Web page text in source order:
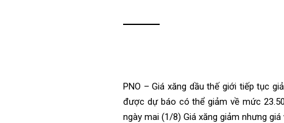
PNO – Giá xăng dầu thế giới tiếp tục
được dự báo có thể giảm về mức
ngày mai (1/8) Giá xăng giảm nhưng